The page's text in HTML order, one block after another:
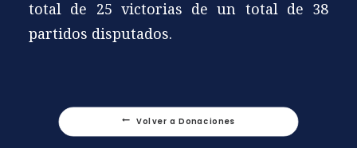
total de 25 victorias de un total de 38
partidos disputados.
Volver a Donaciones